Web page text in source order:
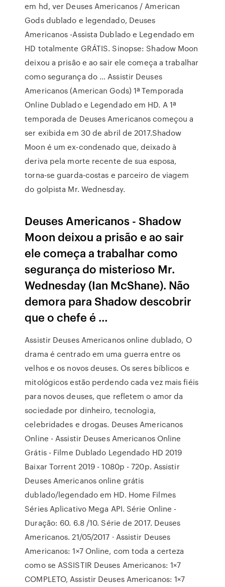
em hd, ver Deuses Americanos / American
Gods dublado e legendado, Deuses
Americanos -Assista Dublado e Legendado em
HD totalmente GRÁTIS. Sinopse: Shadow Moon
deixou a prisão e ao sair ele começa a trabalhar
como segurança do … Assistir Deuses
Americanos (American Gods) 1ª Temporada
Online Dublado e Legendado em HD. A 1ª
temporada de Deuses Americanos começou a
ser exibida em 30 de abril de 2017.Shadow
Moon é um ex-condenado que, deixado à
deriva pela morte recente de sua esposa,
torna-se guarda-costas e parceiro de viagem
do golpista Mr. Wednesday.
Deuses Americanos - Shadow
Moon deixou a prisão e ao sair
ele começa a trabalhar como
segurança do misterioso Mr.
Wednesday (Ian McShane). Não
demora para Shadow descobrir
que o chefe é …
Assistir Deuses Americanos online dublado, O
drama é centrado em uma guerra entre os
velhos e os novos deuses. Os seres bíblicos e
mitológicos estão perdendo cada vez mais fiéis
para novos deuses, que refletem o amor da
sociedade por dinheiro, tecnologia,
celebridades e drogas. Deuses Americanos
Online - Assistir Deuses Americanos Online
Grátis - Filme Dublado Legendado HD 2019
Baixar Torrent 2019 - 1080p - 720p. Assistir
Deuses Americanos online grátis
dublado/legendado em HD. Home Filmes
Séries Aplicativo Mega API. Série Online -
Duração: 60. 6.8 /10. Série de 2017. Deuses
Americanos. 21/05/2017 · Assistir Deuses
Americanos: 1×7 Online, com toda a certeza
como se ASSISTIR Deuses Americanos: 1×7
COMPLETO, Assistir Deuses Americanos: 1×7